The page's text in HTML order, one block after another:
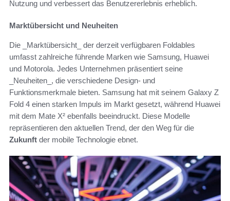
Nutzung und verbessert das Benutzererlebnis erheblich.
Marktübersicht und Neuheiten
Die _Marktübersicht_ der derzeit verfügbaren Foldables
umfasst zahlreiche führende Marken wie Samsung, Huawei
und Motorola. Jedes Unternehmen präsentiert seine
_Neuheiten_, die verschiedene Design- und
Funktionsmerkmale bieten. Samsung hat mit seinem Galaxy Z
Fold 4 einen starken Impuls im Markt gesetzt, während Huawei
mit dem Mate X² ebenfalls beeindruckt. Diese Modelle
repräsentieren den aktuellen Trend, der den Weg für die
Zukunft der mobile Technologie ebnet.